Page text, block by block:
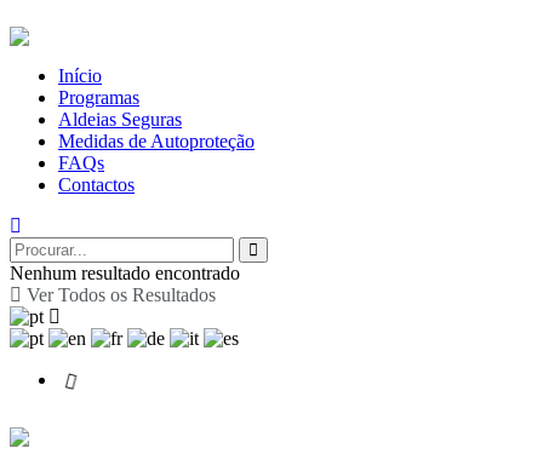
Início
Programas
Aldeias Seguras
Medidas de Autoproteção
FAQs
Contactos
Nenhum resultado encontrado
Ver Todos os Resultados